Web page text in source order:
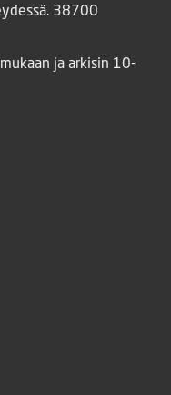
38700
ja arkisin 10-